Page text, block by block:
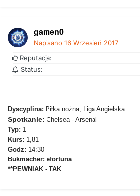
gamen0
Napisano 16 Wrzesień 2017
Reputacja:
Status:
Dyscyplina: Piłka nożna; Liga Angielska
Spotkanie: Chelsea - Arsenal
Typ: 1
Kurs: 1,81
Godz: 14:30
Bukmacher: efortuna
**PEWNIAK - TAK